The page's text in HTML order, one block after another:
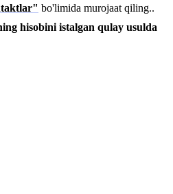
bo'limida murojaat qiling..
hisobini istalgan qulay usulda